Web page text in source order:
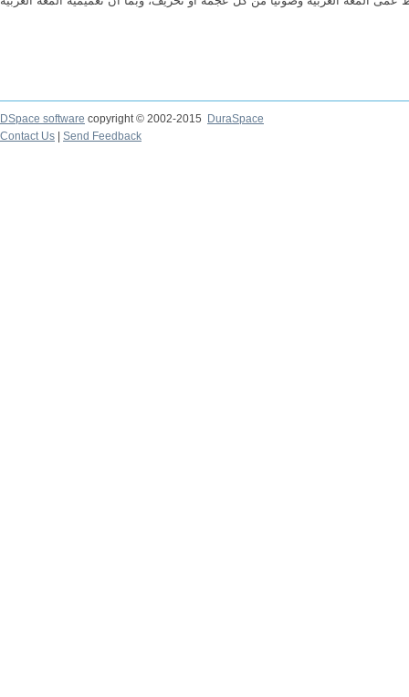
DSpace software copyright © 2002-2015
DuraSpace
Contact Us
Send Feedback